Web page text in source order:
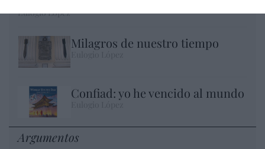
Eulogio López
Milagros de nuestro tiempo
Confiad: yo he vencido al mundo
Argumentos